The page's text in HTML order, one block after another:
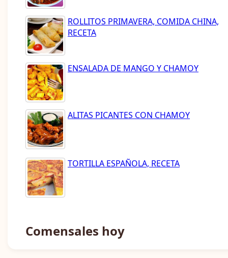
ROLLITOS PRIMAVERA, COMIDA CHINA,
RECETA
ENSALADA DE MANGO Y CHAMOY
ALITAS PICANTES CON CHAMOY
TORTILLA ESPAÑOLA, RECETA
Comensales hoy